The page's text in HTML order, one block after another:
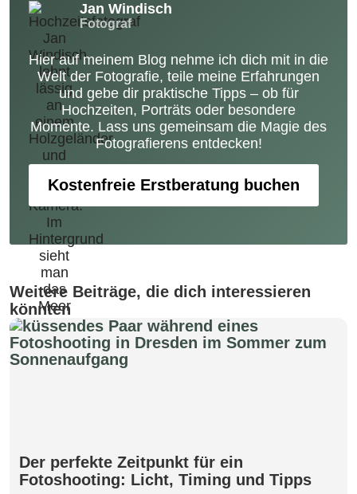
Jan Windisch
Fotograf
Hier auf meinem Blog nehme ich dich mit in die
Welt der Fotografie, teile meine Erfahrungen
und gebe dir praktische Tipps – ob für
Hochzeiten, Porträts oder besondere
Momente. Lass uns gemeinsam die Magie des
Fotografierens entdecken!
Kostenfreie Erstberatung buchen
Weitere Beiträge, die dich interessieren
könnten
Der perfekte Zeitpunkt für ein
Fotoshooting: Licht, Timing und Tipps